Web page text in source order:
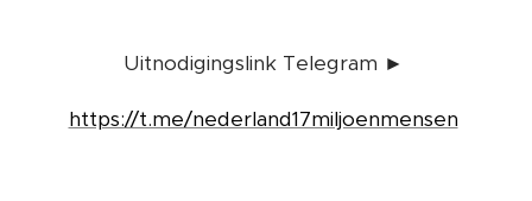
Uitnodigingslink Telegram ►
https://t.me/nederland17miljoenmensen